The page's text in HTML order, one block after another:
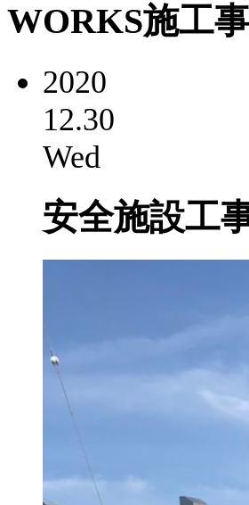
WORKS施工
2020
12.30
Wed
安全施設工